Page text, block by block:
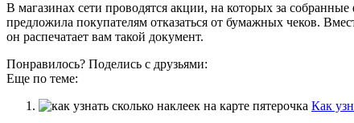
В магазинах сети проводятся акции, на которых за
предложила покупателям отказаться от бумажных чеков.
он распечатает вам такой документ.
Понравилось? Поделись с друзьями:
Еще по теме:
Как